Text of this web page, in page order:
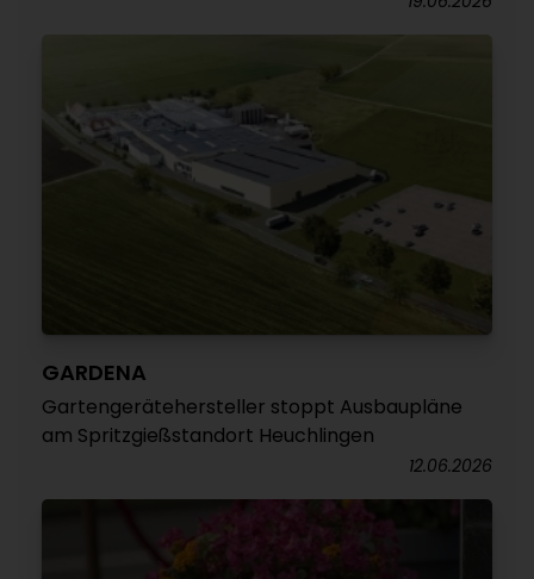
GARDENA
Gartengerätehersteller stoppt Ausbaupläne
am Spritzgießstandort Heuchlingen
12.06.2026